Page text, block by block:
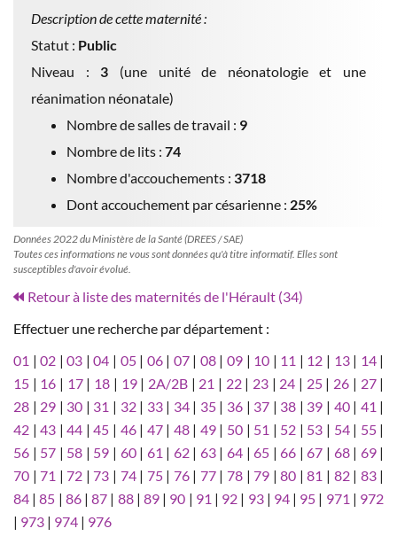
Description de cette maternité :
Statut : Public
Niveau : 3 (une unité de néonatologie et une
réanimation néonatale)
Nombre de salles de travail : 9
Nombre de lits : 74
Nombre d'accouchements : 3718
Dont accouchement par césarienne : 25%
Données 2022 du Ministère de la Santé (DREES / SAE)
Toutes ces informations ne vous sont données qu'à titre informatif. Elles sont
susceptibles d'avoir évolué.
Retour à liste des maternités de l'Hérault (34)
Effectuer une recherche par département :
01 |02 |03 |04 | 05| 06| 07| 08| 09 | 10 | 11 | 12 | 13| 14|
15 | 16 | 17| 18 | 19| 2A/2B| 21 | 22| 23 | 24 | 25| 26 | 27|
28 | 29 | 30 | 31 | 32| 33| 34| 35| 36 | 37 | 38 | 39 | 40| 41 |
42 |43 |44 |45 | 46| 47| 48| 49| 50 | 51 | 52 | 53 | 54| 55|
56 | 57 | 58 | 59 | 60| 61 | 62| 63| 64 |65 |66 |67 | 68| 69|
70 |71 |72 |73 | 74| 75| 76| 77| 78 |79 |80 |81 | 82| 83|
84 |85 | 86|87 | 88| 89| 90 | 91 | 92 | 93| 94| 95 | 971 | 972
| 973 | 974 | 976